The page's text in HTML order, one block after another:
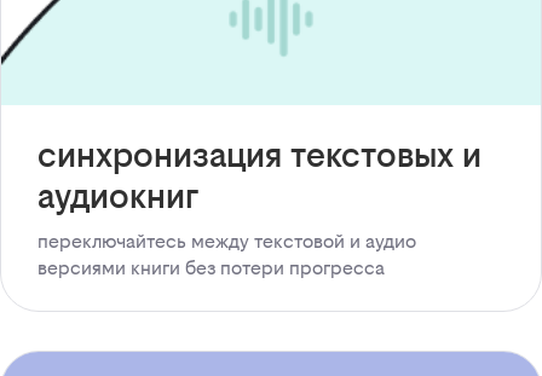
синхронизация текстовых и
аудиокниг
переключайтесь между текстовой и аудио
версиями книги без потери прогресса